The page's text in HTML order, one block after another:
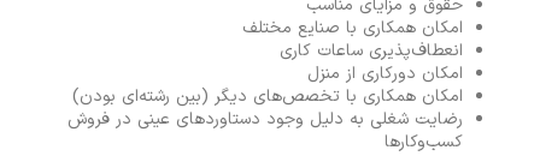
حقوق و مزایای مناسب
امکان همکاری با صنایع مختلف
انعطاف‌پذیری ساعات کاری
امکان دورکاری از منزل
امکان همکاری با تخصص‌های دیگر (بین رشته‌ای بودن)
رضایت شغلی به دلیل وجود دستاوردهای عینی در فروش
کسب‌وکارها